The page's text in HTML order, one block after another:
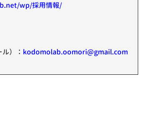
wp/採用情報/
）： kodomolab.oomori@gmail.com